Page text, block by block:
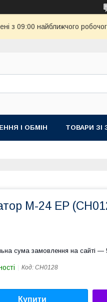
з 09:00 найближчого
І ОБМІН ТОВАРИ ЗІ
М-24 EP
сума замовлення на сайті —
Код: CH0128
Купити